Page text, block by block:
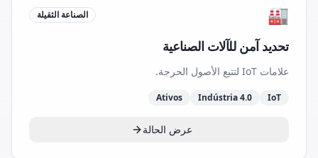
🏭 الصناعة الثقيلة
تحديد آمن للآلات الصناعية
علامات IoT لتتبع الأصول الحرجة.
IoT
Indústria 4.0
Ativos
عرض الحالة